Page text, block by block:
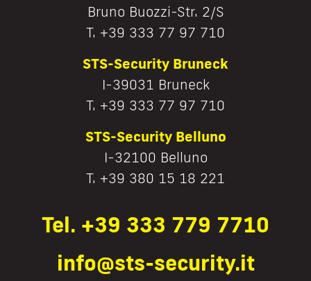
Bruno Buozzi-Str. 2/S
T. +39 333 77 97 710
STS-Security Bruneck
I-39031 Bruneck
T. +39 333 77 97 710
STS-Security Belluno
I-32100 Belluno
T. +39 380 15 18 221
Tel. +39 333 779 7710
info@sts-security.it